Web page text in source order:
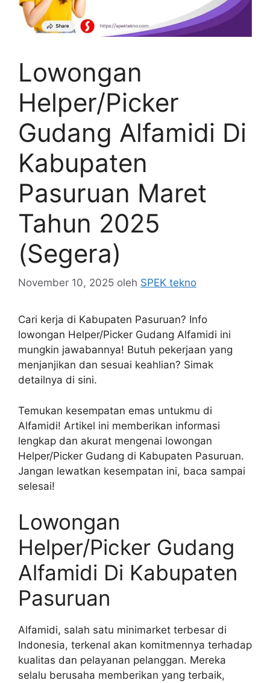
Lowongan
Helper/Picker
Gudang Alfamidi Di
Kabupaten
Pasuruan Maret
Tahun 2025
(Segera)
November 10, 2025 oleh SPEK tekno
Cari kerja di Kabupaten Pasuruan? Info
lowongan Helper/Picker Gudang Alfamidi ini
mungkin jawabannya! Butuh pekerjaan yang
menjanjikan dan sesuai keahlian? Simak
detailnya di sini.
Temukan kesempatan emas untukmu di
Alfamidi! Artikel ini memberikan informasi
lengkap dan akurat mengenai lowongan
Helper/Picker Gudang di Kabupaten Pasuruan.
Jangan lewatkan kesempatan ini, baca sampai
selesai!
Lowongan
Helper/Picker Gudang
Alfamidi Di Kabupaten
Pasuruan
Alfamidi, salah satu minimarket terbesar di
Indonesia, terkenal akan komitmennya terhadap
kualitas dan pelayanan pelanggan. Mereka
selalu berusaha memberikan yang terbaik,